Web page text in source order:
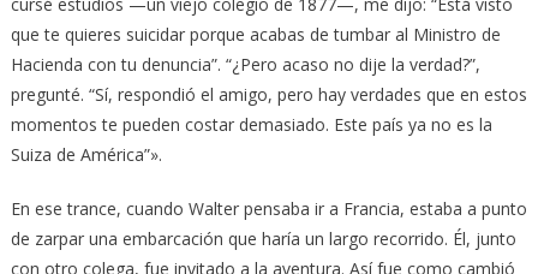
que te quieres suicidar porque acabas de tumbar al Ministro de
Hacienda con tu denuncia”. “¿Pero acaso no dije la verdad?”,
pregunté. “Sí, respondió el amigo, pero hay verdades que en estos
momentos te pueden costar demasiado. Este país ya no es la
Suiza de América”».
En ese trance, cuando Walter pensaba ir a Francia, estaba a punto
de zarpar una embarcación que haría un largo recorrido. Él, junto
con otro colega, fue invitado a la aventura. Así fue como cambió